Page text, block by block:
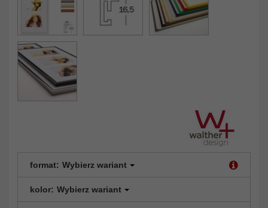
format: Wybierz wariant
kolor: Wybierz wariant